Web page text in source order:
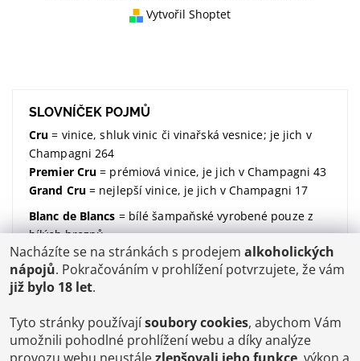
Vytvořil Shoptet
SLOVNÍČEK POJMŮ
Cru = vinice, shluk vinic či vinařská vesnice; je jich v
Champagni 264
Premier Cru = prémiová vinice, je jich v Champagni 43
Grand Cru= nejlepší vinice, je jich v Champagni 17
Blanc de Blancs = bílé šampaňské vyrobené pouze z
bílých hroznů
Blanc de Noirs= bílé šampaňské vyrobené pouze z
modrých hroznů
dosáž / dosage / dávkování
cukru (udávané v gramech na litr)
Brut= suchý; značí kolik dodaného cukru v sobě
šampaňské má; více zde
Nacházíte se na stránkách s prodejem alkoholických
nápojů. Pokračováním v prohlížení potvrzujete, že vám
již bylo 18 let.
Tyto stránky používajísoubory cookies, abychom Vám
umožnili pohodlné prohlížení webu a díky analýze